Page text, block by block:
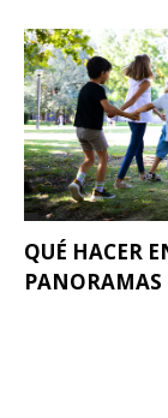
QUÉ HACER
PANORAMAS